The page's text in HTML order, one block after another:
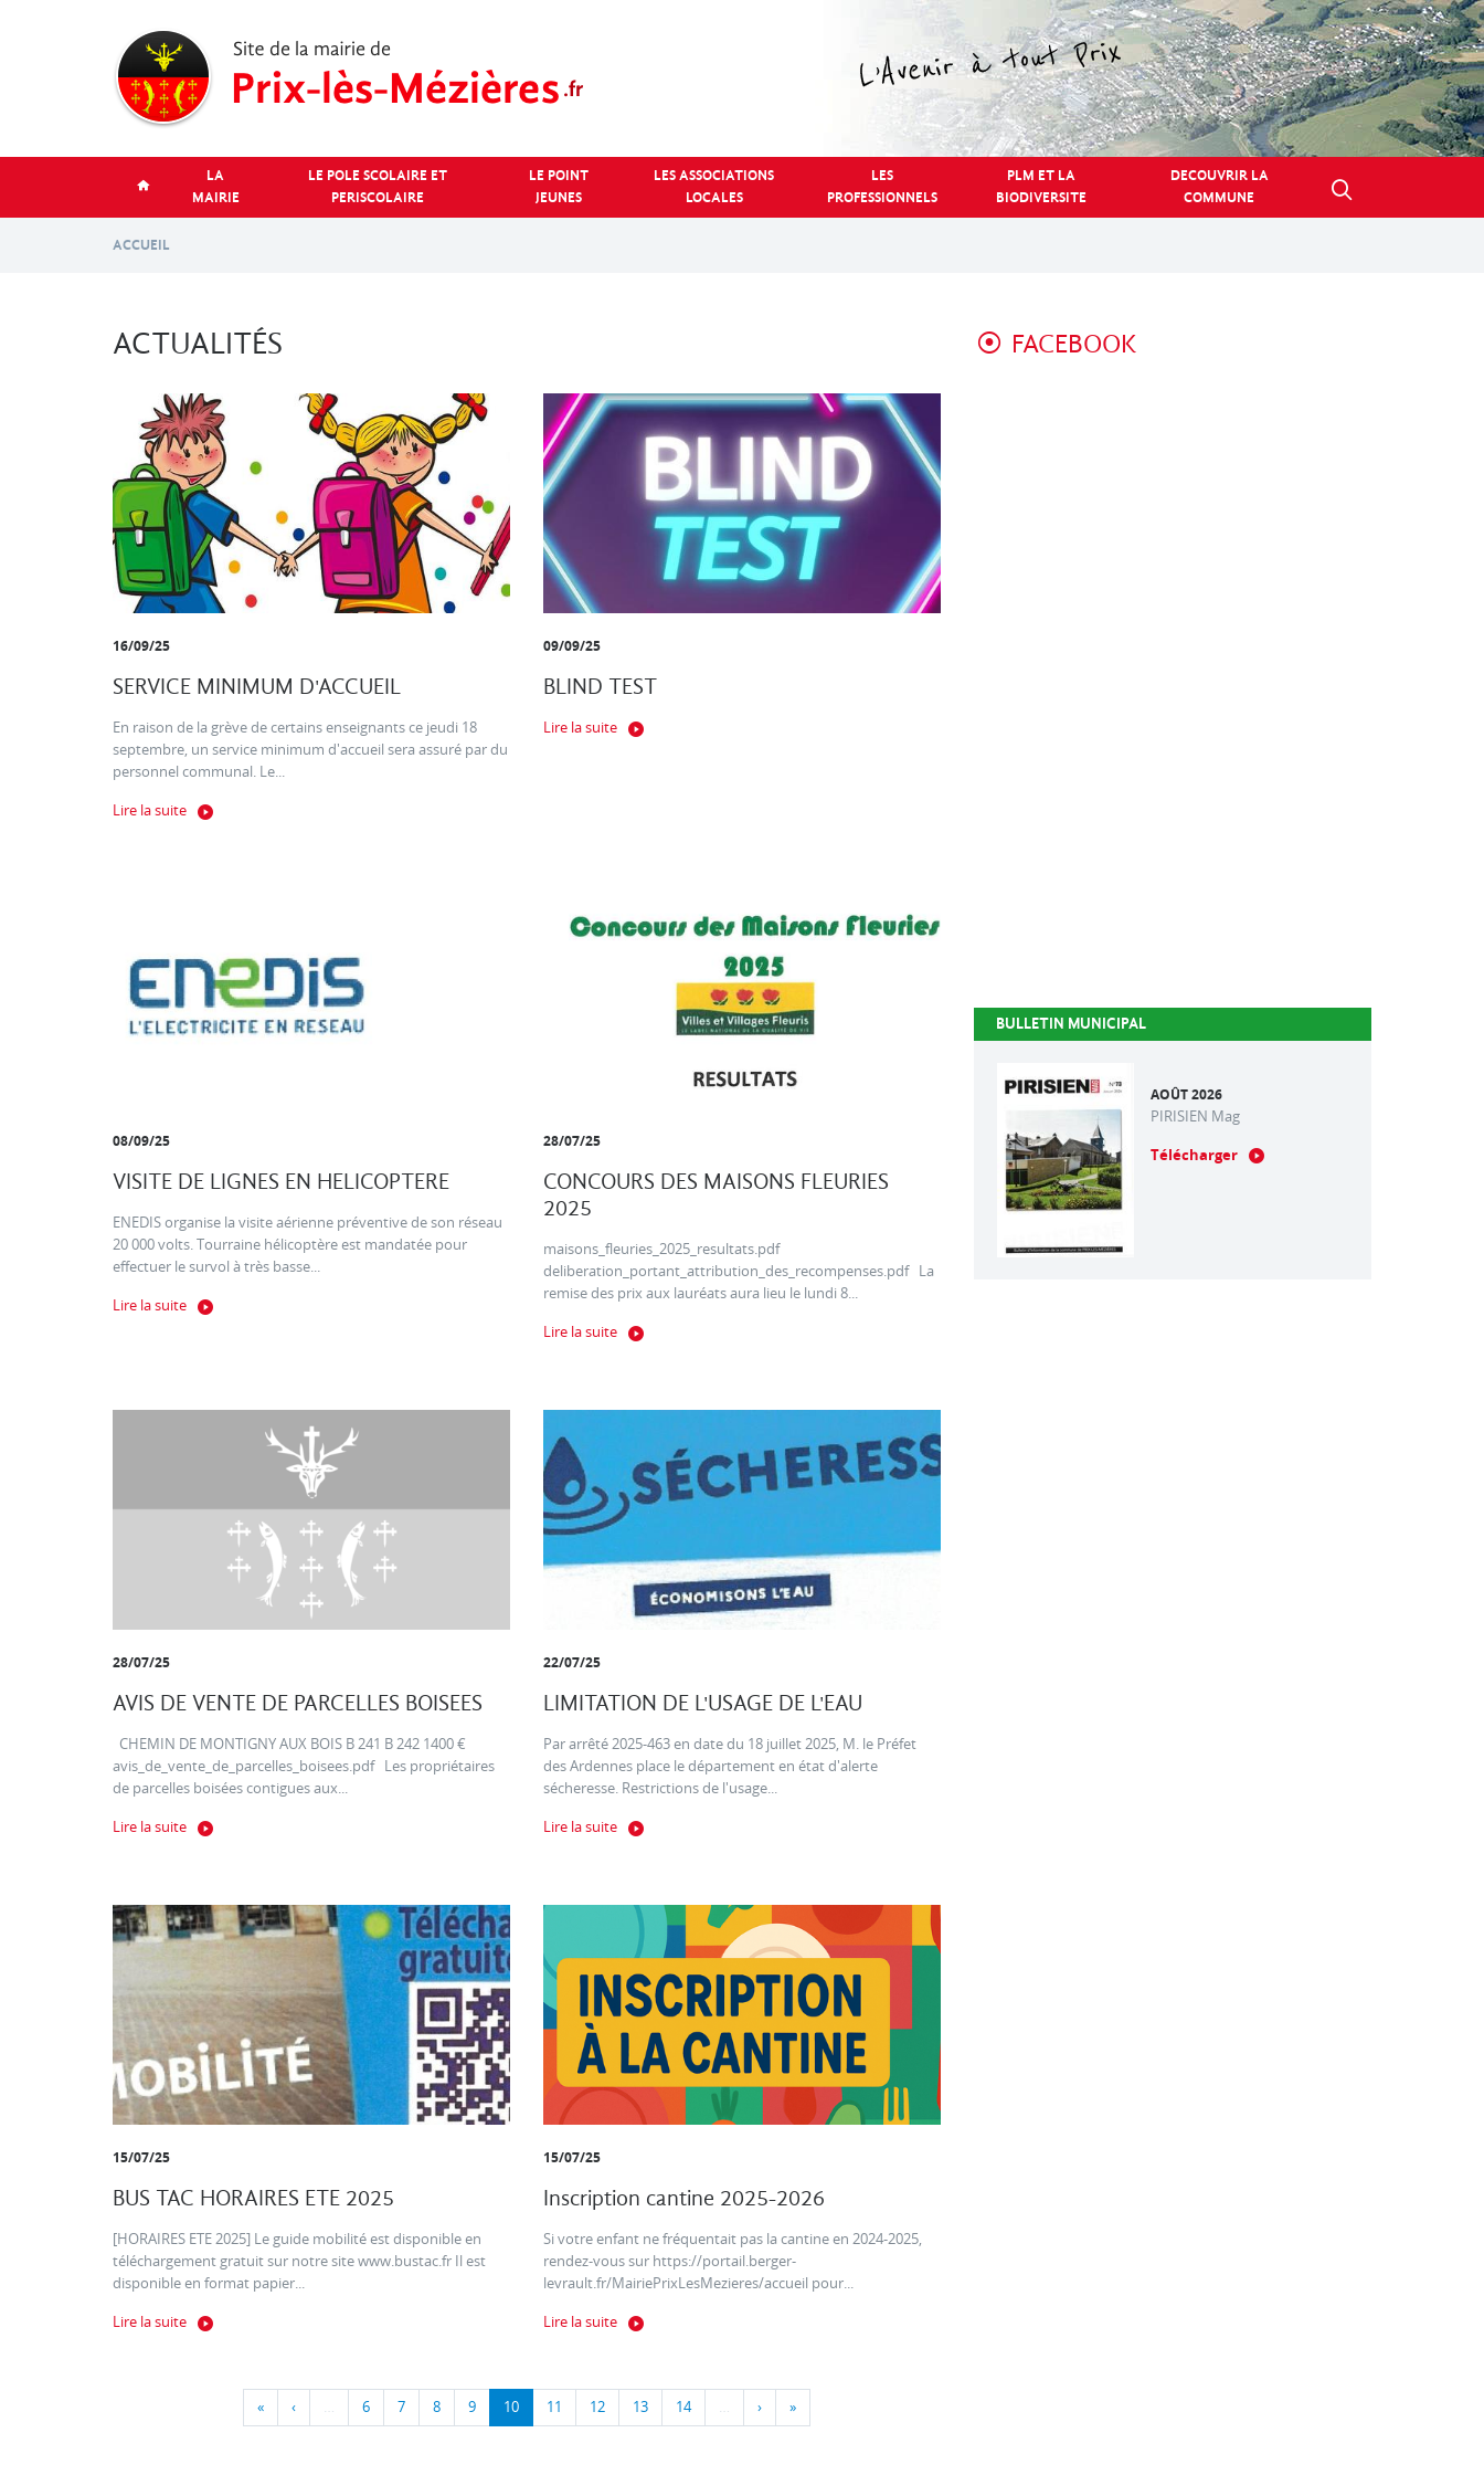
LA
MAIRIE
LE POLE SCOLAIRE ET
PERISCOLAIRE
LE POINT
JEUNES
LES ASSOCIATIONS
LOCALES
LES
PROFESSIONNELS
PLM ET LA
BIODIVERSITE
DECOUVRIR LA
COMMUNE
ACCUEIL
ACTUALITÉS
16/09/25
SERVICE MINIMUM D'ACCUEIL
En raison de la grève de certains enseignants ce jeudi 18
septembre, un service minimum d'accueil sera assuré par du
personnel communal. Le...
Lire la suite
09/09/25
BLIND TEST
Lire la suite
08/09/25
VISITE DE LIGNES EN HELICOPTERE
ENEDIS organise la visite aérienne préventive de son réseau
20 000 volts. Tourraine hélicoptère est mandatée pour
effectuer le survol à très basse...
Lire la suite
28/07/25
CONCOURS DES MAISONS FLEURIES
2025
maisons_fleuries_2025_resultats.pdf
deliberation_portant_attribution_des_recompenses.pdf La
remise des prix aux lauréats aura lieu le lundi 8...
Lire la suite
28/07/25
AVIS DE VENTE DE PARCELLES BOISEES
CHEMIN DE MONTIGNY AUX BOIS B 241 B 242 1400 €
avis_de_vente_de_parcelles_boisees.pdf Les propriétaires
de parcelles boisées contigues aux...
Lire la suite
22/07/25
LIMITATION DE L'USAGE DE L'EAU
Par arrêté 2025-463 en date du 18 juillet 2025, M. le Préfet
des Ardennes place le département en état d'alerte
sécheresse. Restrictions de l'usage...
Lire la suite
15/07/25
BUS TAC HORAIRES ETE 2025
[HORAIRES ETE 2025] Le guide mobilité est disponible en
téléchargement gratuit sur notre site www.bustac.fr Il est
disponible en format papier...
Lire la suite
15/07/25
Inscription cantine 2025-2026
Si votre enfant ne fréquentait pas la cantine en 2024-2025,
rendez-vous sur https://portail.berger-
levrault.fr/MairiePrixLesMezieres/accueil pour...
Lire la suite
« ‹ … 6 7 8 9 10 11 12 13 14 … › »
FACEBOOK
BULLETIN MUNICIPAL
AOÛT 2026
PIRISIEN Mag
Télécharger